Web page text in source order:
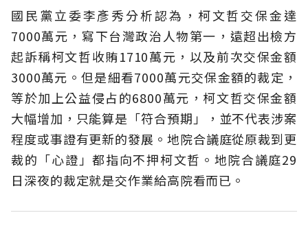
國民黨立委李彥秀分析認為，柯文哲交保金達
7000萬元，寫下台灣政治人物第一，遠超出檢方
起訴稱柯文哲收賄1710萬元，以及前次交保金額
3000萬元。但是細看7000萬元交保金額的裁定，
等於加上公益侵占的6800萬元，柯文哲交保金額
大幅增加，只能算是「符合預期」，並不代表涉案
程度或事證有更新的發展。地院合議庭從原裁到更
裁的「心證」都指向不押柯文哲。地院合議庭29
日深夜的裁定就是交作業給高院看而已。